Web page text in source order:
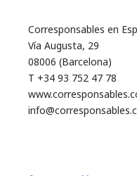
Corresponsables en
Vía Augusta, 29
08006 (Barcelona)
T +34 93 752 47 78